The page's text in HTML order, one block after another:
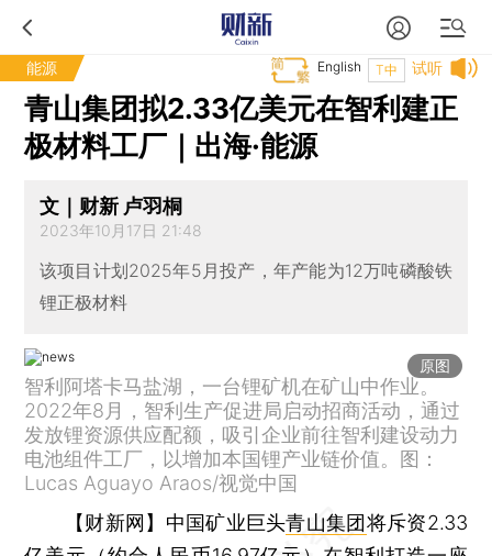
能源 试听
T中
English
青山集团拟2.33亿美元在智利建正
极材料工厂｜出海·能源
文｜财新 卢羽桐
2023年10月17日 21:48
该项目计划2025年5月投产，年产能为12万吨磷酸铁
锂正极材料
原图
智利阿塔卡马盐湖，一台锂矿机在矿山中作业。
2022年8月，智利生产促进局启动招商活动，通过
发放锂资源供应配额，吸引企业前往智利建设动力
电池组件工厂，以增加本国锂产业链价值。图：
Lucas Aguayo Araos/视觉中国
【财新网】 中国矿业巨头青山集团将斥资2.33